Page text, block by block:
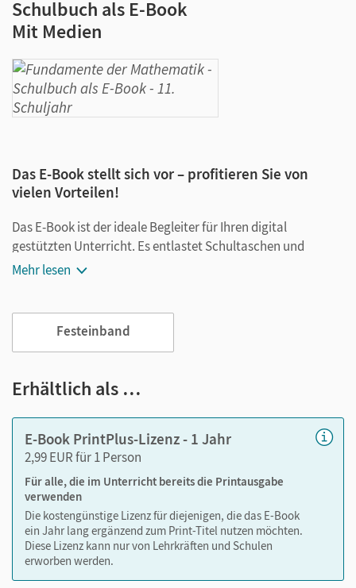
Schulbuch als E-Book
Mit Medien
Das E-Book stellt sich vor – profitieren Sie von
vielen Vorteilen!
Das E-Book ist der ideale Begleiter für Ihren digital
gestützten Unterricht. Es entlastet Schultaschen und
Rucksäcke und ist jederzeit unkompliziert verfügbar.
Notizen erstellen
Text ergänzen
im Text suchen
zoomen
Die Medien sind wichtige Bestandteile dieses E-Books. Sie
sind seitengenau platziert, damit Sie und Ihre Schüler/-innen
jederzeit unkompliziert darauf zugreifen können. So
gestalten Sie das Lehren und Lernen zeitsparend und
abwechslungsreich. Kein Medienwechsel! Kein
zeitaufwendiges Suchen!
Mehr lesen
Festeinband
Erhältlich als …
E-Book PrintPlus-Lizenz - 1 Jahr
2,99 EUR für 1 Person
Für alle, die im Unterricht bereits die Printausgabe
verwenden
Die kostengünstige Lizenz für diejenigen, die das E-Book
ein Jahr lang ergänzend zum Print-Titel nutzen möchten.
Diese Lizenz kann nur von Lehrkräften und Schulen
erworben werden.